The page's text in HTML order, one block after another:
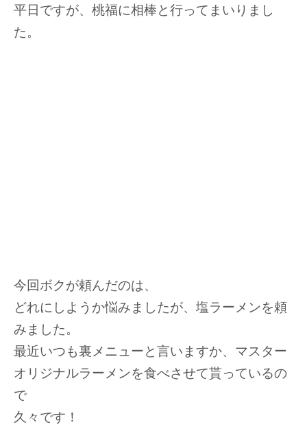
平日ですが、桃福に相棒と行ってまいりまし
た。
今回ボクが頼んだのは、
どれにしようか悩みましたが、塩ラーメンを頼
みました。
最近いつも裏メニューと言いますか、マスター
オリジナルラーメンを食べさせて貰っているの
で
久々です！